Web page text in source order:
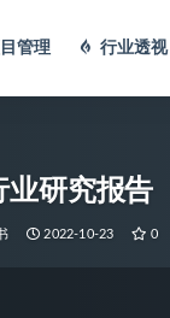
管理 行业透视
业研究报告
2022-10-23 0